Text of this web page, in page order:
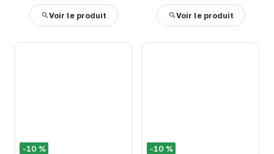
Voir le produit Voir le produit
-10 % -10 %